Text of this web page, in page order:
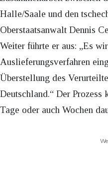
Halle/Saale und den
Oberstaatsanwalt Dennis
Weiter führte er aus: „Es
Auslieferungsverfahren
Überstellung des
Deutschland.“ Der Prozess
Tage oder auch Wochen